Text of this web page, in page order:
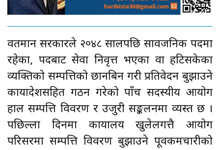
वर्तमान सरकारले २०४८ सालपछि सार्वजनिक पदमा
रहेका, पदबाट सेवा निवृत्त भएका वा हटिसकेका
व्यक्तिको सम्पत्तिको छानबिन गरी प्रतिवेदन बुझाउने
कार्यादेशसहित गठन गरेको पाँच सदस्यीय आयोग
हाल सम्पत्ति विवरण र उजुरी सङ्कलनमा व्यस्त छ ।
पछिल्ला दिनमा कार्यालय खुलेलगत्तै आयोग
परिसरमा सम्पत्ति विवरण बुझाउने पूर्वकर्मचारीको